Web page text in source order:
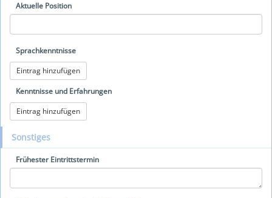
Aktuelle Position
Sprachkenntnisse
Eintrag hinzufügen
Kenntnisse und Erfahrungen
Eintrag hinzufügen
Sonstiges
Frühester Eintrittstermin